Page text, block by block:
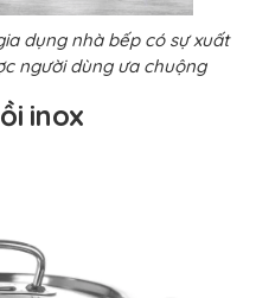
dụng nhà bếp có sự xuất
người dùng ưa chuộng
inox